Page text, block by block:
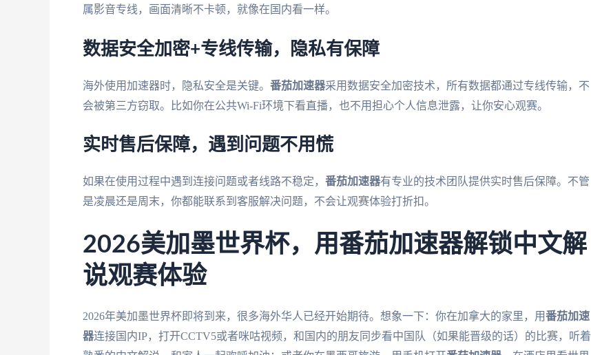
属影音专线，画面清晰不卡顿，就像在国内看一样。
数据安全加密+专线传输，隐私有保障
海外使用加速器时，隐私安全是关键。 番茄加速器采用数据安全加密技术，所有数据都通过专线传输，不
会被第三方窃取。比如你在公共Wi-Fi环境下看直播，也不用担心个人信息泄露，让你安心观赛。
实时售后保障，遇到问题不用慌
如果在使用过程中遇到连接问题或者线路不稳定， 番茄加速器有专业的技术团队提供实时售后保障。不管
是凌晨还是周末，你都能联系到客服解决问题，不会让观赛体验打折扣。
2026美加墨世界杯，用番茄加速器解锁中文解
说观赛体验
2026年美加墨世界杯即将到来，很多海外华人已经开始期待。想象一下：你在加拿大的家里，用番茄加速
器连接国内IP，打开CCTV5或者咪咕视频，和国内的朋友同步看中国队（如果能晋级的话）的比赛，听着